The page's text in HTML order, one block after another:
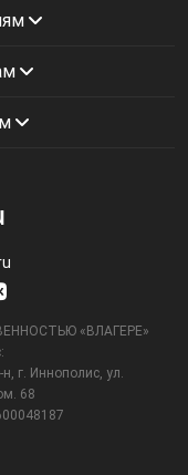
«ВЛАГЕРЕ»
г. Иннополис, ул.
68